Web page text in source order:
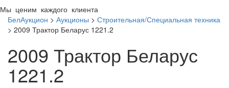
Мы ценим каждого клиента
БелАукцион > Аукционы > Строительная/Специальная техника
> 2009 Трактор Беларус 1221.2
2009 Трактор Беларус
1221.2